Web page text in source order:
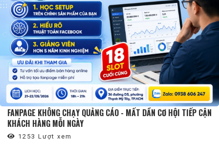
FANPAGE KHÔNG CHẠY QUẢNG CÁO - MẤT DẦN CƠ HỘI TIẾP CẬN
KHÁCH HÀNG MỖI NGÀY
1253 Lượt xem